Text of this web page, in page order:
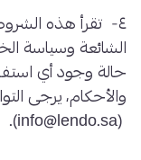
٤- تقرأ هذه
الشائعة وسياسة
حالة وجود أي
والأحكام، يرجى
(info@lendo.sa).